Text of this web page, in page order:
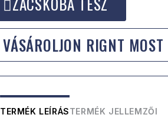
VÁSÁROLJON RIGNT MOST
TERMÉK LEÍRÁSTERMÉK JELLEMZŐI